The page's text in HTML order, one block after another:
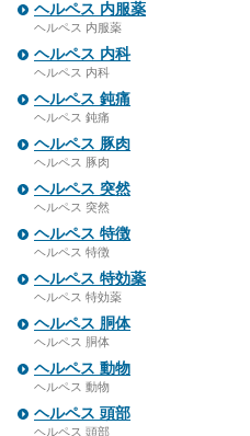
ヘルペス 内服薬
ヘルペス 内服薬
ヘルペス 内科
ヘルペス 内科
ヘルペス 鈍痛
ヘルペス 鈍痛
ヘルペス 豚肉
ヘルペス 豚肉
ヘルペス 突然
ヘルペス 突然
ヘルペス 特徴
ヘルペス 特徴
ヘルペス 特効薬
ヘルペス 特効薬
ヘルペス 胴体
ヘルペス 胴体
ヘルペス 動物
ヘルペス 動物
ヘルペス 頭部
ヘルペス 頭部